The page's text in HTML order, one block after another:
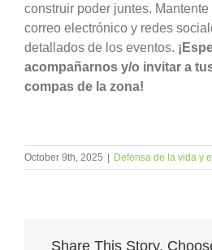
construir poder juntes.
correo electrónico y redes
detallados de los eventos.
acompañarnos y/o invitar a
compas de la zona!
October 9th, 2025 Defensa de la vida y
Share This Story,